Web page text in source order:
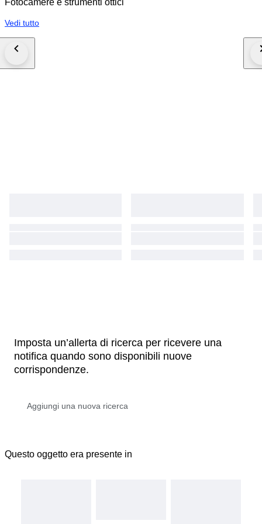
Fotocamere e strumenti ottici
Vedi tutto
Imposta un’allerta di ricerca per ricevere una
notifica quando sono disponibili nuove
corrispondenze.
Questo oggetto era presente in